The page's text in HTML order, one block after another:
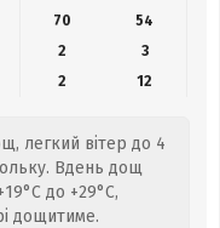
70 54
2
3
2 12
легкий вітер до 4
Вдень дощ
до +29°C,
дощитиме.